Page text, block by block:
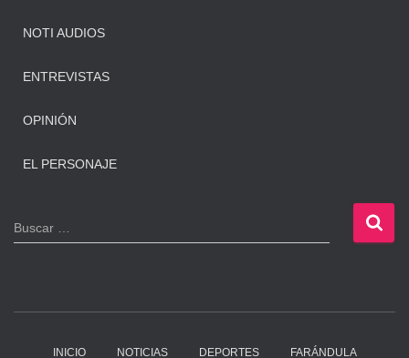
NOTI AUDIOS
ENTREVISTAS
OPINIÓN
EL PERSONAJE
B
u
Buscar …
INICIO NOTICIAS DEPORTES FARÁNDULA